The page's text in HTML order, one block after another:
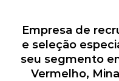
Empresa de
e seleção
seu segmento
Vermelho,